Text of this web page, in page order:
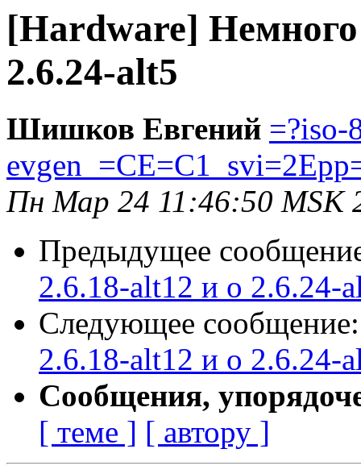
[Hardware] Немного
2.6.24-alt5
Шишков Евгений =?iso-
Пн Мар 24 11:46:50 MSK
Предыдущее
2.6.18-alt12 и о 2.6.24-
Следующее
2.6.18-alt12 и о 2.6.24-
Сообщения,
[ теме ] [ автору ]